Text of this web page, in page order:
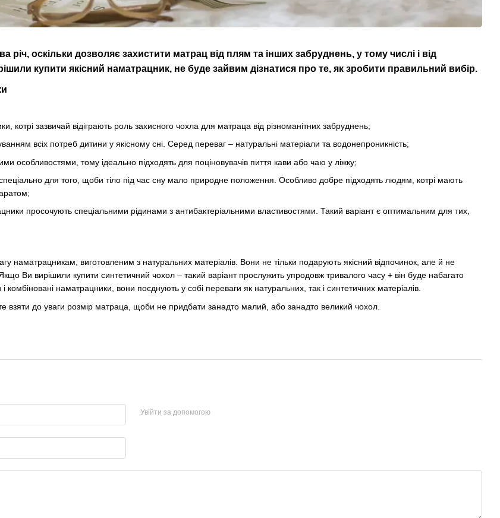
річ, оскільки дозволяє захистити матрац від плям та інших забруднень, у тому числі і від
купити якісний наматрацник, не буде зайвим дізнатися про те, як зробити правильний вибір.
котрі зазвичай відіграють роль захисного чохла для матраца від різноманітних забруднень;
всіх потреб дитини у якісному сні. Серед переваг – натуральні матеріали та водонепроникність;
особливостями, тому ідеально підходять для поціновувачів пиття кави або чаю у ліжку;
для того, щоби тіло під час сну мало природне положення. Особливо добре підходять людям, котрі мають
просочують спеціальними рідинами з антибактеріальними властивостями. Такий варіант є оптимальним для тих,
наматрацникам, виготовленим з натуральних матеріалів. Вони не тільки подарують якісний відпочинок, але й не
Ви вирішили купити синтетичний чохол – такий варіант прослужить упродовж тривалого часу + він буде набагато
комбіновані наматрацники, вони поєднують у собі переваги як натуральних, так і синтетичних матеріалів.
взяти до уваги розмір матраца, щоби не придбати занадто малий, або занадто великий чохол.
Увійти за допомогою